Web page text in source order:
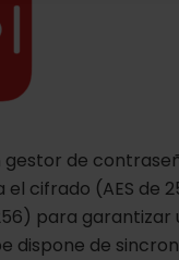
gestor de
cifrado (AES de
para garantizar
dispone de